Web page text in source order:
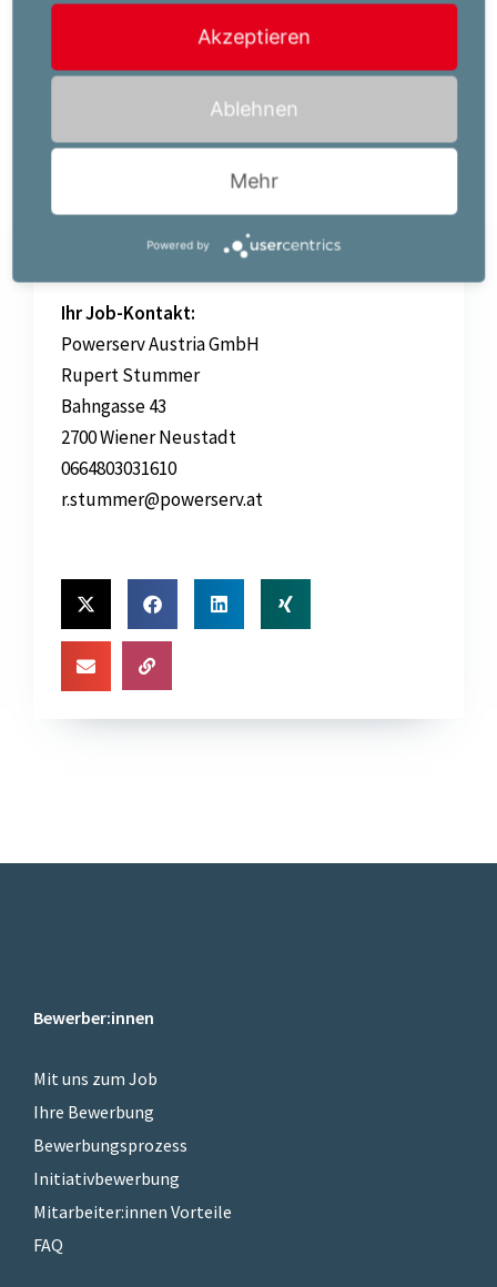
Der für diese Position vorgesehene Brutto-
Jetzt bewerben!
Ihr Job-Kontakt:
Powerserv Austria GmbH
Rupert Stummer
Bahngasse 43
2700 Wiener Neustadt
0664803031610
r.stummer@powerserv.at
Bewerber:innen
Mit uns zum Job
Ihre Bewerbung
Bewerbungsprozess
Initiativbewerbung
Mitarbeiter:innen Vorteile
FAQ
Akzeptieren
Ablehnen
Mehr
Powered by